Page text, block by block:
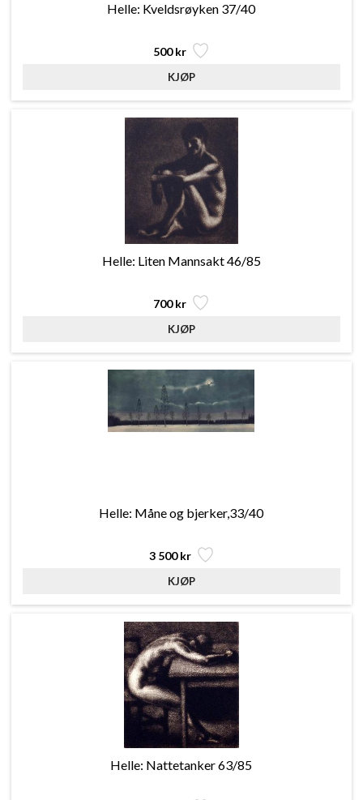
Helle: Kveldsrøyken 37/40
500 kr
Helle: Liten Mannsakt 46/85
700 kr
Helle: Måne og bjerker,33/40
3 500 kr
Helle: Nattetanker 63/85